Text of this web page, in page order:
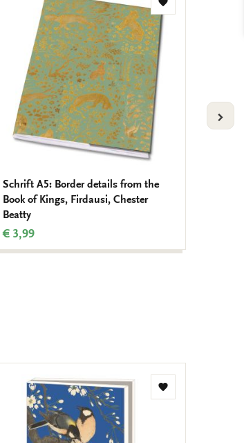
Toevoegen
aan
verlanglijst
Schrift A5: Border details from the
Book of Kings, Firdausi, Chester
Beatty
€ 3,99
Toevoegen